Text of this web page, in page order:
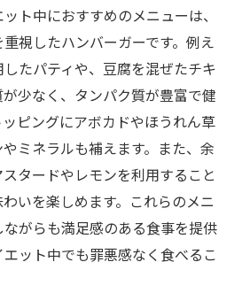
ト中におすすめのメニューは、
視したハンバーガーです。例え
たパティや、豆腐を混ぜたチキ
少なく、タンパク質が豊富で健
ピングにアボカドやほうれん草
ミネラルも補えます。また、余
タードやレモンを利用すること
いを楽しめます。これらのメニ
がらも満足感のある食事を提供
ット中でも罪悪感なく食べるこ